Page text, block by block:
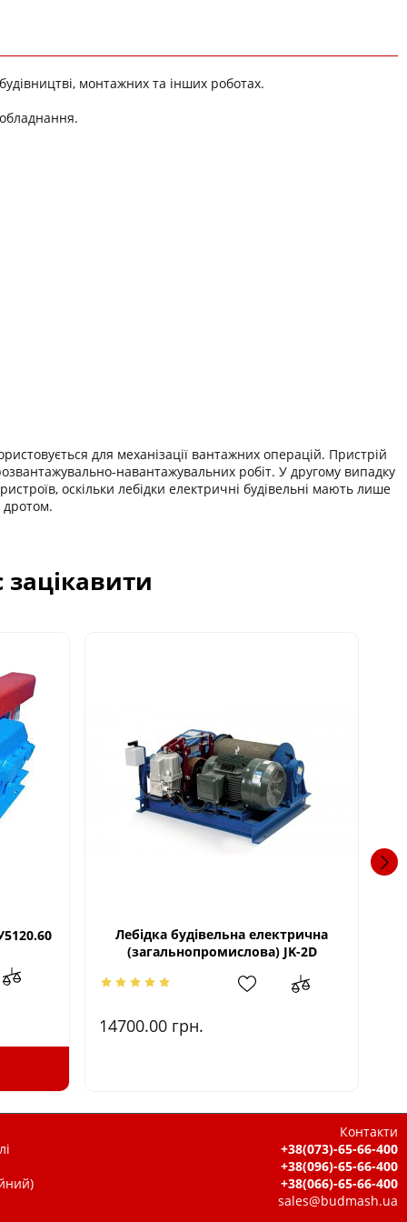
монтажних та інших роботах.
для механізації вантажних операцій. Пристрій
навантажувальних робіт. У другому випадку
оскільки лебідки електричні будівельні мають лише
дротом.
Лебідка будівельна електрична
(загальнопромислова) JK-2D
14700.00 грн.
Контакти
+38(073)-65-66-400
+38(096)-65-66-400
+38(066)-65-66-400
sales@budmash.ua